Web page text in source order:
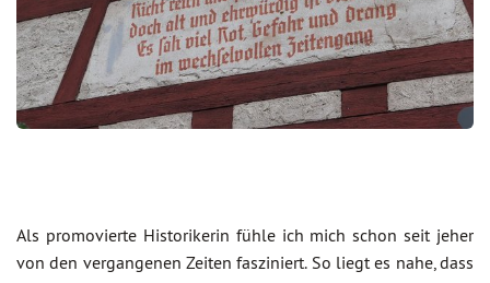
Als promovierte Historikerin fühle ich mich schon seit jeher
von den vergangenen Zeiten fasziniert. So liegt es nahe, dass